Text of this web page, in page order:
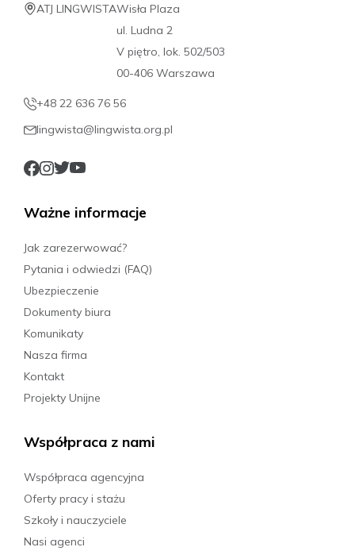
ATJ LINGWISTAWisła Plaza
ul. Ludna 2
V piętro, lok. 502/503
00-406 Warszawa
+48 22 636 76 56
lingwista@lingwista.org.pl
Ważne informacje
Jak zarezerwować?
Pytania i odwiedzi (FAQ)
Ubezpieczenie
Dokumenty biura
Komunikaty
Nasza firma
Kontakt
Projekty Unijne
Współpraca z nami
Współpraca agencyjna
Oferty pracy i stażu
Szkoły i nauczyciele
Nasi agenci